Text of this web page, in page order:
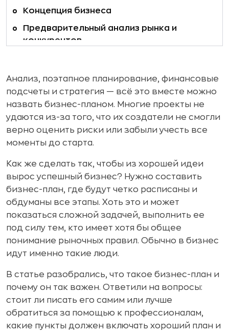
Концепция бизнеса
Предварительный анализ рынка и
конкурентов
Маркетинговая стратегия
Стратегия продаж
Оценка рисков
Типичные ошибки при составлении
бизнес-плана
Готовые образцы
Анализ, поэтапное планирование, финансовые
подсчеты и стратегия — всё это вместе можно
назвать бизнес-планом. Многие проекты не
удаются из-за того, что их создатели не смогли
верно оценить риски или забыли учесть все
моменты до старта.
Как же сделать так, чтобы из хорошей идеи
вырос успешный бизнес? Нужно составить
бизнес-план, где будут четко расписаны и
обдуманы все этапы. Хоть это и может
показаться сложной задачей, выполнить ее
под силу тем, кто имеет хотя бы общее
понимание рыночных правил. Обычно в бизнес
идут именно такие люди.
В статье разобрались, что такое бизнес-план и
почему он так важен. Ответили на вопросы:
стоит ли писать его самим или лучше
обратиться за помощью к профессионалам,
какие пункты должен включать хороший план и